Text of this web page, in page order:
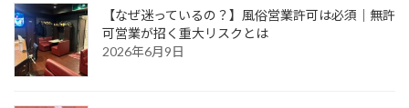
【なぜ迷っているの？】風俗営業許可は必須｜無許
可営業が招く重大リスクとは
2026年6月9日